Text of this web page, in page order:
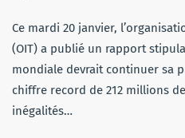
Ce mardi 20 janvier,
(OIT) a publié un rapport
mondiale devrait continuer sa
chiffre record de 212 millions
inégalités…